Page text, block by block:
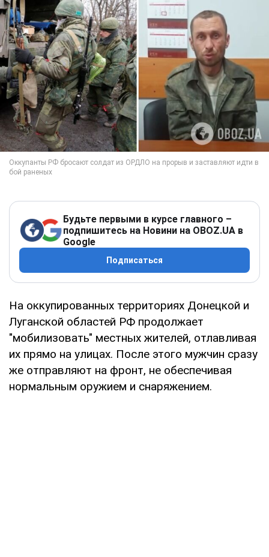
Будьте первыми в курсе главного –
подпишитесь на Новини на OBOZ.UA в
Google
Подписаться
На оккупированных территориях Донецкой и
Луганской областей РФ продолжает
"мобилизовать" местных жителей, отлавливая
их прямо на улицах. После этого мужчин сразу
же отправляют на фронт, не обеспечивая
нормальным оружием и снаряжением.